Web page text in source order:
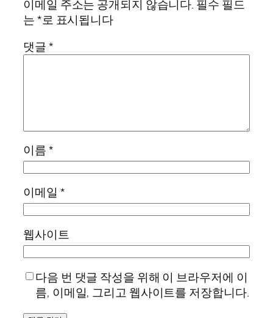
이메일 주소는 공개되지 않습니다. 필수 필드
는*로 표시됩니다
댓글*
이름*
이메일 *
웹사이트
다음 번 댓글 작성을 위해 이 브라우저에 이
름, 이메일, 그리고 웹사이트를 저장합니다.